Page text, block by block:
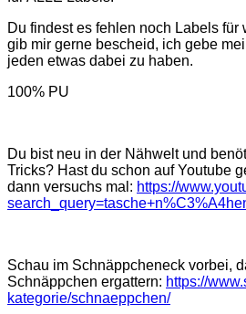
Du findest es fehlen noch Labels für
gib mir gerne bescheid, ich gebe
jeden etwas dabei zu haben.
100% PU
Du bist neu in der Nähwelt und
Tricks? Hast du schon auf Youtube
dann versuchs mal: https://
Schau im Schnäppcheneck vorbei,
Schnäppchen ergattern: https://
kategorie/schnaeppchen/